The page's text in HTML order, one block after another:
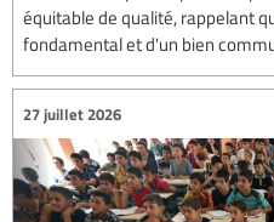
équitable de qualité, rappelant
fondamental et d'un bien
27 juillet 2026